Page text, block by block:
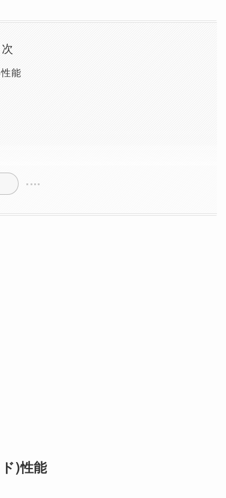
能
)性能